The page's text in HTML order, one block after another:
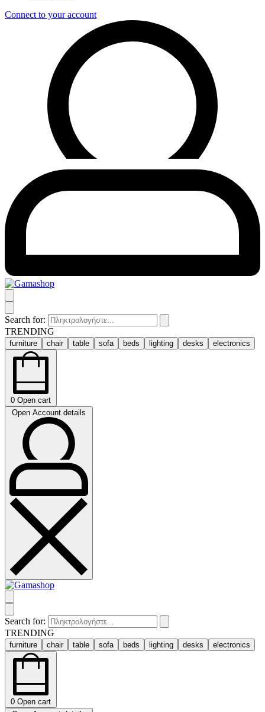
Connect to your account
Search for:
TRENDING
furniture chair table sofa beds lighting desks electronics
0 Open cart
Open Account details
Search for:
TRENDING
furniture chair table sofa beds lighting desks electronics
0 Open cart